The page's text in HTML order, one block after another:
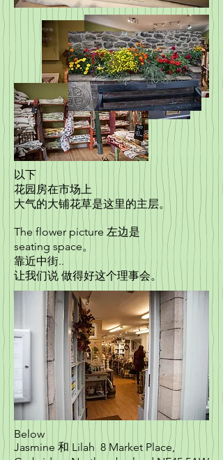
以下
花园房在市场上
大气的大铺花草是这里的主层。
The flower picture 左边是
seating space。
靠近中街..
让我们说 做得好这个理事会。
Below
Jasmine 和 Lilah 8 Market Place,